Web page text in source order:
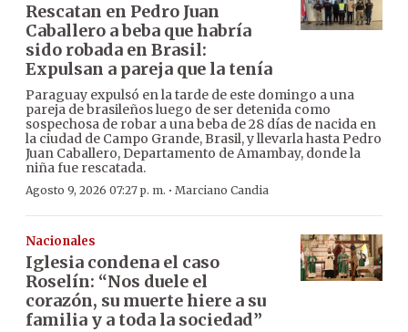
Rescatan en Pedro Juan
Caballero a beba que habría
sido robada en Brasil:
Expulsan a pareja que la tenía
Paraguay expulsó en la tarde de este domingo a una
pareja de brasileños luego de ser detenida como
sospechosa de robar a una beba de 28 días de nacida en
la ciudad de Campo Grande, Brasil, y llevarla hasta Pedro
Juan Caballero, Departamento de Amambay, donde la
niña fue rescatada.
Agosto 9, 2026 07:27 p. m. · Marciano Candia
Nacionales
Iglesia condena el caso
Roselín: “Nos duele el
corazón, su muerte hiere a su
familia y a toda la sociedad”